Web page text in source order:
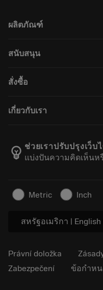
ผลิตภัณฑ์
Veškerý software
Recyklace
Tailor Made
สนับสนุน
Distributoři a specialisté
Průvodci a návody
สั่งซื้อ
Objednávka
Sledujte svou objednávku
Vytvořte cenovou nabídku
เกี่ยวกับเรา
Výrobní wellness
Kariéra
Články
Pro lisování
emoji_objects ช่วยเราปรับปรุงเว็บ
แบ่งปันความคิดเห็นห
Metric Inch
สหรัฐอเมริกา | English
Právní doložka
Zabezpečení
ข้อกำหน